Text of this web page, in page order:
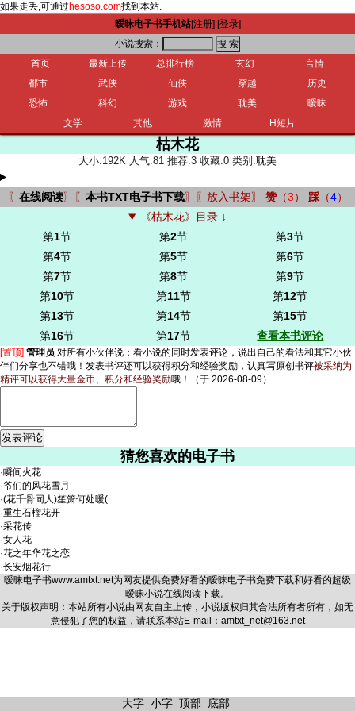
如果走丢,可通过hesoso.com找到本站.
暧昧电子书手机站[注册] [登录]
小说搜索：
首页
最新上传 总排行榜 玄幻
言情
都市
武侠 仙侠 穿越
历史
恐怖
科幻 游戏 耽美
暧昧
文学
其他 激情 H短片
枯木花
大小:192K 人气:81 推荐:3 收藏:0 类别:耽美
〖 在线阅读〗〖 本书TXT电子书下载〗〖 放入书架〗 赞（3） 踩（4）
《枯木花》目录 ↓
第1节 第2节 第3节
第4节 第5节 第6节
第7节 第8节 第9节
第10节 第11节 第12节
第13节 第14节 第15节
第16节 第17节 查看本书评论
[置顶] 管理员 对所有小伙伴说： 看小说的同时发表评论，说出自己的看法和其它小伙
伴们分享也不错哦！发表书评还可以获得积分和经验奖励，认真写原创书评被采纳为
精评可以获得大量金币、积分和经验奖励哦！ （于 2026-08-09）
猜您喜欢的电子书
·瞬间火花
·爷们的风花雪月
·(花千骨同人)笙箫何处暖(
·重生石榴花开
·采花传
·女人花
·花之年华花之恋
·长安烟花行
大字 小字 顶部 底部
暧昧电子书www.amtxt.net为网友提供免费好看的暧昧电子书免费下载和好看的超级
暧昧小说在线阅读下载。
关于版权声明：本站所有小说由网友自主上传，小说版权归其合法所有者所有，如无
意侵犯了您的权益，请联系本站E-mail：amtxt_net@163.net